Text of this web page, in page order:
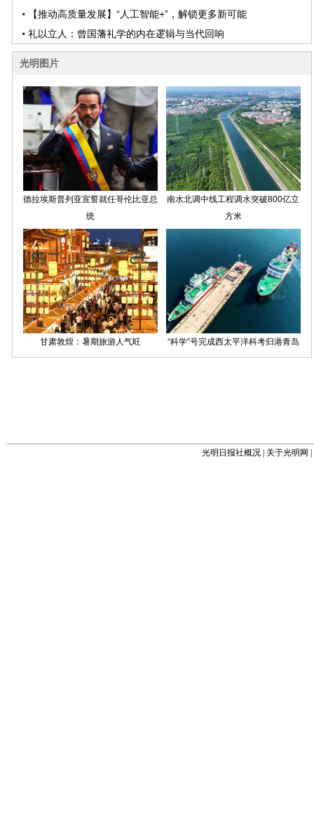
光明日报社概况 关于光明网